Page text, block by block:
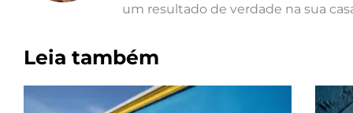
um resultado de verdade na sua
Leia também